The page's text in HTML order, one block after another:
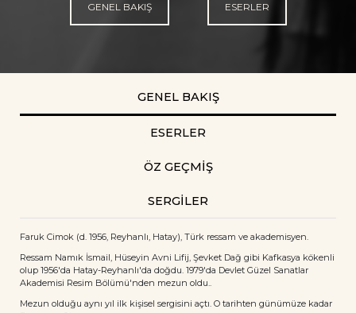
GENEL BAKIŞ ESERLER
GENEL BAKIŞ
ESERLER
ÖZ GEÇMİŞ
SERGİLER
Faruk Cimok (d. 1956, Reyhanlı, Hatay), Türk ressam ve akademisyen.
Ressam Namık İsmail, Hüseyin Avni Lifij, Şevket Dağ gibi Kafkasya kökenli
olup 1956'da Hatay-Reyhanlı'da doğdu. 1979'da Devlet Güzel Sanatlar
Akademisi Resim Bölümü'nden mezun oldu..
Mezun olduğu aynı yıl ilk kişisel sergisini açtı. O tarihten günümüze kadar